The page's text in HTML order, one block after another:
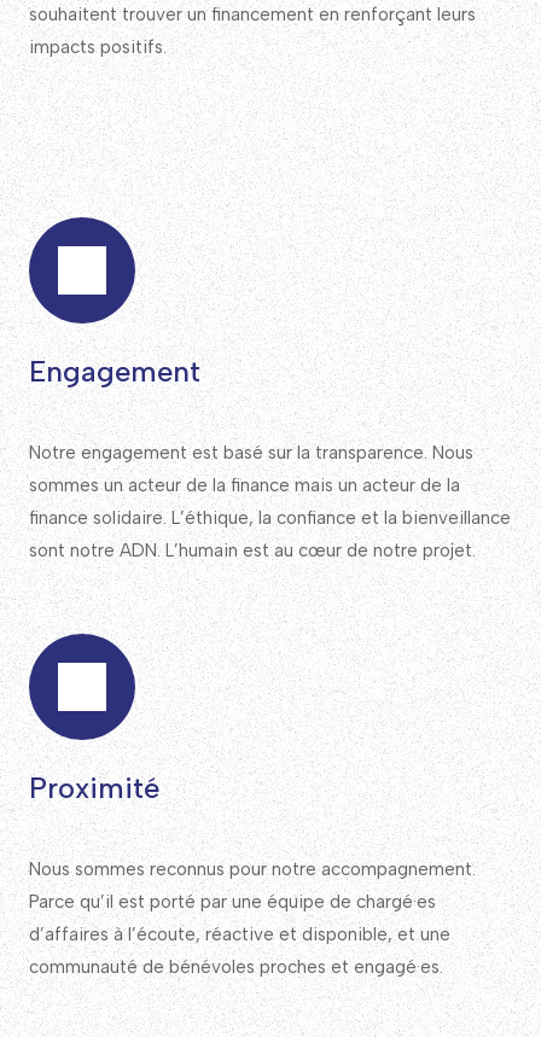
souhaitent trouver un financement en renforçant leurs
impacts positifs.
Engagement
Notre engagement est basé sur la transparence. Nous
sommes un acteur de la finance mais un acteur de la
finance solidaire. L’éthique, la confiance et la bienveillance
sont notre ADN. L’humain est au cœur de notre projet.
Proximité
Nous sommes reconnus pour notre accompagnement.
Parce qu’il est porté par une équipe de chargé·es
d’affaires à l’écoute, réactive et disponible, et une
communauté de bénévoles proches et engagé·es.